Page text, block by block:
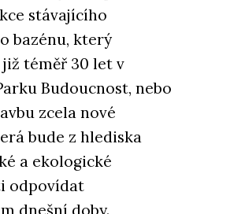
stávajícího
bazénu, který
téměř 30 let v
Budoucnost, nebo
zcela nové
bude z hlediska
a ekologické
odpovídat
dnešní doby.